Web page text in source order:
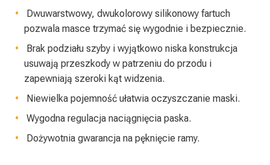
Dwuwarstwowy, dwukolorowy silikonowy fartuch
pozwala masce trzymać się wygodnie i bezpiecznie.
Brak podziału szyby i wyjątkowo niska konstrukcja
usuwają przeszkody w patrzeniu do przodu i
zapewniają szeroki kąt widzenia.
Niewielka pojemność ułatwia oczyszczanie maski.
Wygodna regulacja naciągnięcia paska.
Dożywotnia gwarancja na pęknięcie ramy.